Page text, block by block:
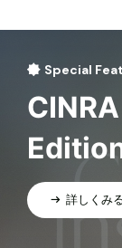
Special
詳しくみ